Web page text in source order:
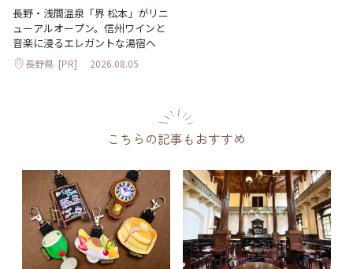
長野・浅間温泉「界 松本」がリニ
ューアルオープン。信州ワインと
音楽に浸るエレガントな湯宿へ
長野県 [PR] 2026.08.05
こちらの記事もおすすめ